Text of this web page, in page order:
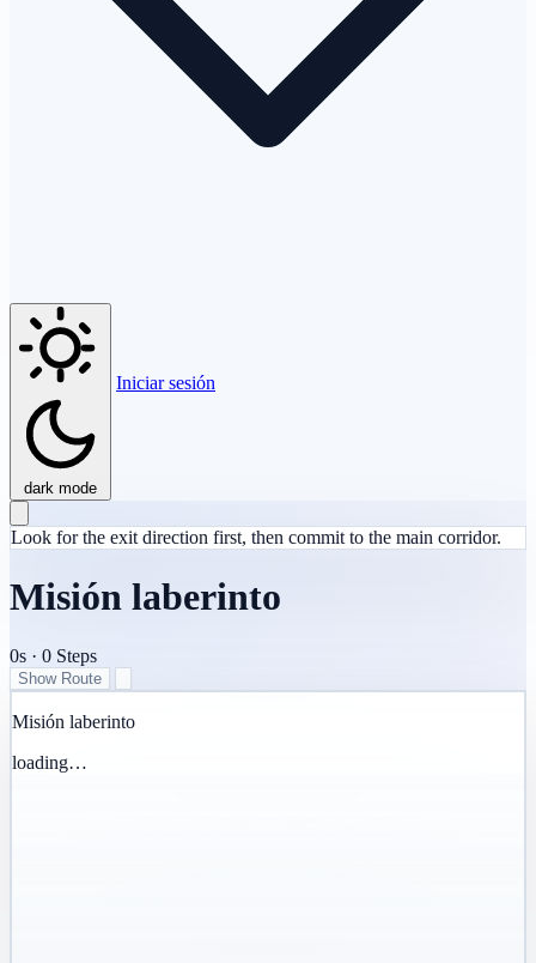
dark mode
Iniciar sesión
Look for the exit direction first, then commit to the main corridor.
Misión laberinto
0s · 0 Steps
Show Route
Misión laberinto
loading…